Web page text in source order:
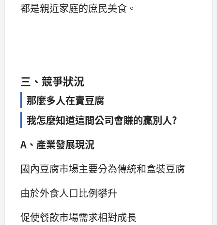
都是親近家庭的庶民美食。
三、競爭狀況
那麼多人在賣豆腐
我怎麼知道這間公司會賺的贏別人?
A、產業發展現況
國內豆腐市場主要分為傳統和盒裝豆腐
由於外食人口比例攀升
促使餐飲市場需求相對成長